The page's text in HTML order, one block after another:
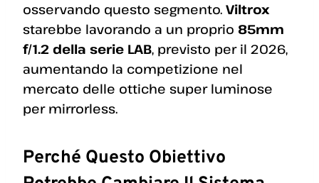
osservando questo segmento. Viltrox
starebbe lavorando a un proprio 85mm
f/1.2 della serie LAB, previsto per il 2026,
aumentando la competizione nel
mercato delle ottiche super luminose
per mirrorless.
Perché Questo Obiettivo